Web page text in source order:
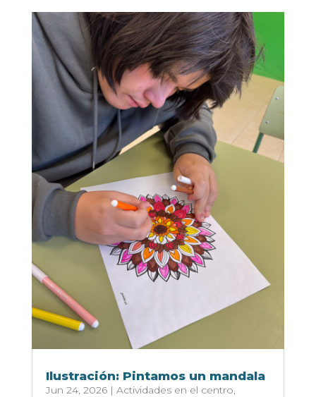
Ilustración: Pintamos un mandala
Jun 24, 2026| Actividades en el centro,